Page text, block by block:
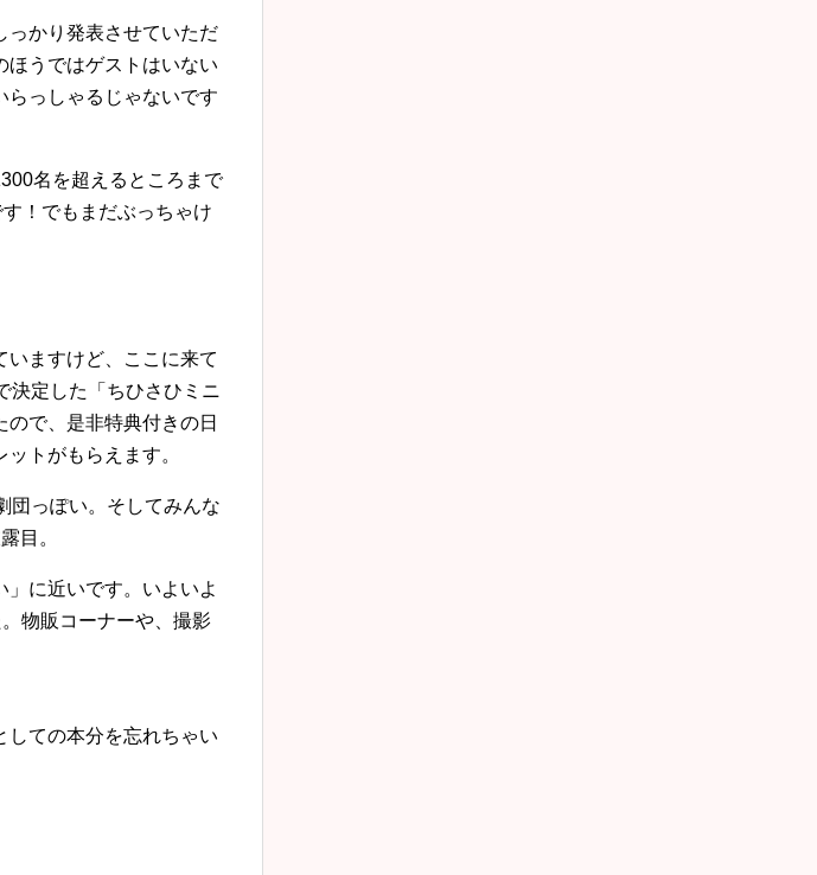
かり発表させていただ
うではゲストはいない
っしゃるじゃないです
名を超えるところまで
！でもまだぶっちゃけ
いますけど、ここに来て
決定した「ちひさひミニ
で、是非特典付きの日
トがもらえます。
団っぽい。そしてみんな
目。
に近いです。いよいよ
物販コーナーや、撮影
しての本分を忘れちゃい